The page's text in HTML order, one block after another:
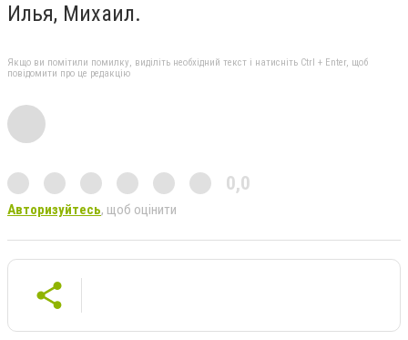
Илья, Михаил.
Якщо ви помітили помилку, виділіть необхідний текст і натисніть Ctrl + Enter, щоб
повідомити про це редакцію
0,0
Авторизуйтесь, щоб оцінити